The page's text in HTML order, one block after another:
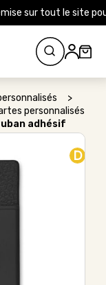
sur tout le site
>
personnalisés
adhésif
D